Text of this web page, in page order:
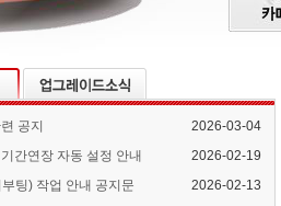
공지
2026-03-04
간연장 자동 설정 안내
2026-02-19
팅) 작업 안내 공지문
2026-02-13